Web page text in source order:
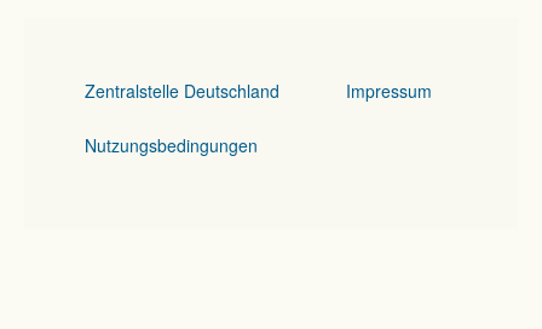
Zentralstelle Deutschland Impressum
Nutzungsbedingungen